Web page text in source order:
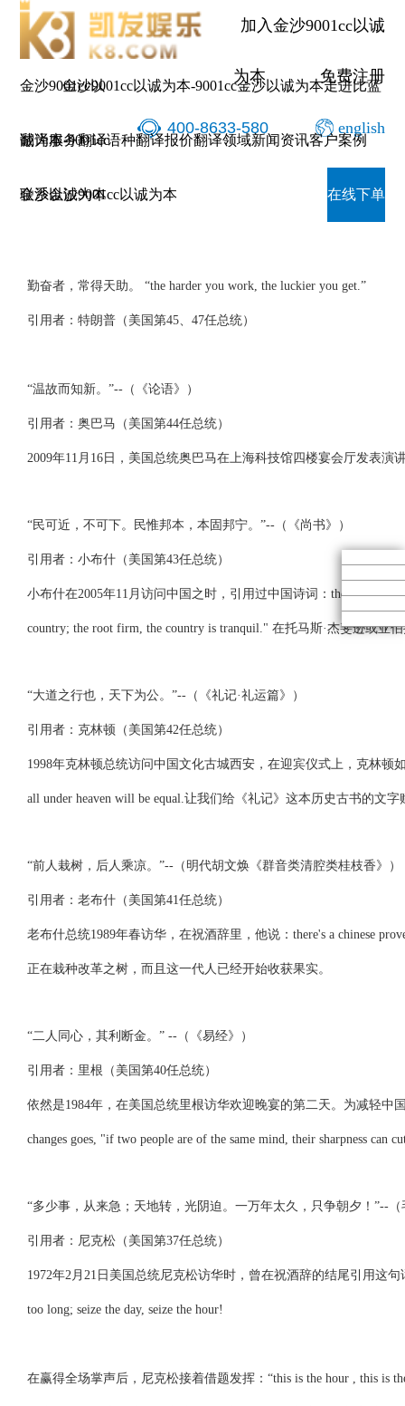
加入金沙9001cc以诚
为本 免费注册
400-8633-580 english
金沙9001cc以
诚为本-9001cc
金沙以诚为本
金沙9001cc以诚为本-9001cc金沙以诚为本走进比蓝
翻译服务翻译语种翻译报价翻译领域新闻资讯客户案例
联系金沙9001cc以诚为本 在线下单
历届美
历届美国总统 如何翻译中国诗句？
勤奋者，常得天助。 “the harder you work, the luckier you get.”
引用者：特朗普（美国第45、47任总统）
“温故而知新。”--（《论语》）
引用者：奥巴马（美国第44任总统）
2009年11月16日，美国总统奥巴马在上海科技馆四楼宴会厅发表演
“民可近，不可下。民惟邦本，本固邦宁。”--（《尚书》）
引用者：小布什（美国第43任总统）
小布什在2005年11月访问中国之时，引用过中国诗词：thousands of
country; the root firm, the country is tranquil." 在托马斯·杰斐逊或
“大道之行也，天下为公。”--（《礼记·礼运篇》）
引用者：克林顿（美国第42任总统）
1998年克林顿总统访问中国文化古城西安，在迎宾仪式上，克林顿
all under heaven will be equal.让我们给《礼记》这本历史古书的文
“前人栽树，后人乘凉。”--（明代胡文焕《群音类清腔类桂枝香》）
引用者：老布什（美国第41任总统）
老布什总统1989年春访华，在祝酒辞里，他说：there's a chinese
正在栽种改革之树，而且这一代人已经开始收获果实。
“二人同心，其利断金。” --（《易经》）
引用者：里根（美国第40任总统）
依然是1984年，在美国总统里根访华欢迎晚宴的第二天。为减轻中
changes goes, "if two people are of the same mind, their sharpness
“多少事，从来急；天地转，光阴迫。一万年太久，只争朝夕！”--
引用者：尼克松（美国第37任总统）
1972年2月21日美国总统尼克松访华时，曾在祝酒辞的结尾引用这句话
too long; seize the day, seize the hour!
在赢得全场掌声后，尼克松接着借题发挥：“this is the hour , this is